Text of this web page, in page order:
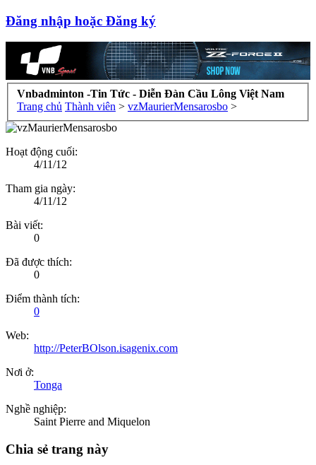
Đăng nhập hoặc Đăng ký
Vnbadminton -Tin Tức - Diễn Đàn Cầu Lông Việt Nam
Trang chủ Thành viên > vzMaurierMensarosbo >
Hoạt động cuối:
4/11/12
Tham gia ngày:
4/11/12
Bài viết:
0
Đã được thích:
0
Điểm thành tích:
0
Web:
http://PeterBOlson.isagenix.com
Nơi ở:
Tonga
Nghề nghiệp:
Saint Pierre and Miquelon
Chia sẻ trang này